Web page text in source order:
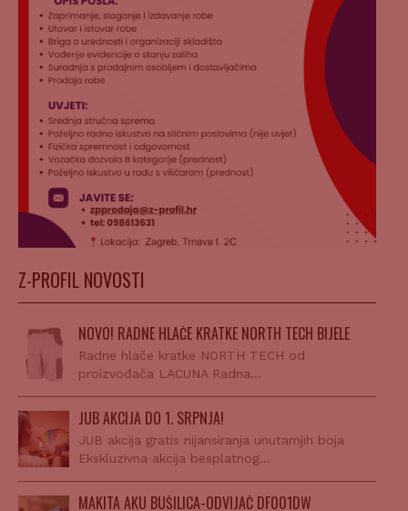
Z-PROFIL NOVOSTI
NOVO! RADNE HLAČE KRATKE NORTH TECH BIJELE
Radne hlače kratke NORTH TECH od
proizvođača LACUNA Radna…
JUB AKCIJA DO 1. SRPNJA!
JUB akcija gratis nijansiranja unutarnjih boja
Ekskluzivna akcija besplatnog…
MAKITA AKU BUŠILICA-ODVIJAČ DF001DW